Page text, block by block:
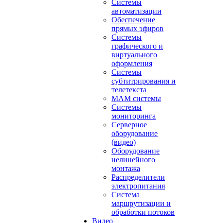
Системы
автоматизации
Обеспечение
прямых эфиров
Системы
графического и
виртуального
оформления
Системы
субтитрирования и
телетекста
MAM системы
Системы
мониторинга
Серверное
оборудование
(видео)
Оборудование
нелинейного
монтажа
Распределители
электропитания
Система
маршрутизации и
обработки потоков
Видео